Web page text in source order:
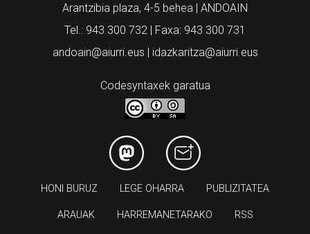
Arantzibia plaza, 4-5 behea | ANDOAIN
Tel.: 943 300 732 | Faxa: 943 300 731
andoain@aiurri.eus | idazkaritza@aiurri.eus
Codesyntaxek garatua
HONI BURUZ LEGE OHARRA PUBLIZITATEA
ARAUAK HARREMANETARAKO RSS